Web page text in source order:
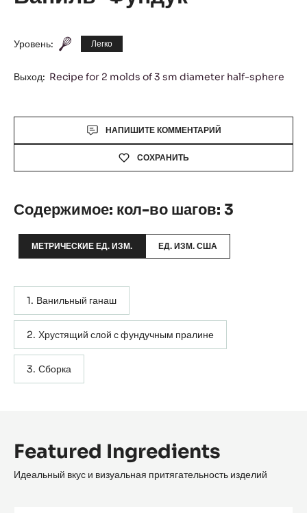
Уровень: Легко
Выход: Recipe for 2 molds of 3 sm diameter half-sphere
НАПИШИТЕ КОММЕНТАРИЙ
СОХРАНИТЬ
Содержимое: кол-во шагов: 3
МЕТРИЧЕСКИЕ ЕД. ИЗМ. ЕД. ИЗМ. США
Ванильный ганаш
Хрустящий слой с фундучным пралине
Сборка
Featured Ingredients
Идеальный вкус и визуальная притягательность изделий